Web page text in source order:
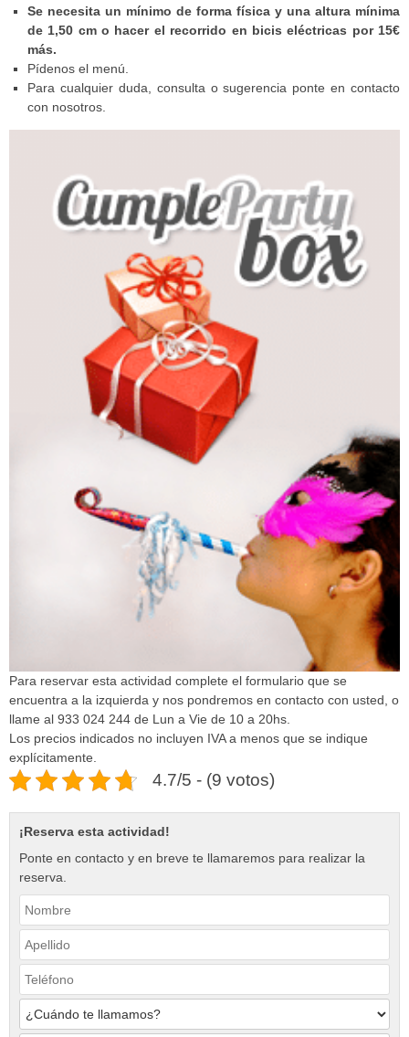
¡Reserva esta actividad!
Ponte en contacto y en breve te llamaremos para realizar la
reserva.
Se necesita un mínimo de forma física y una altura mínima
de 1,50 cm o hacer el recorrido en bicis eléctricas por 15€
más.
Pídenos el menú.
Para cualquier duda, consulta o sugerencia ponte en contacto
con nosotros.
Para reservar esta actividad complete el formulario que se
encuentra a la izquierda y nos pondremos en contacto con usted, o
llame al 933 024 244 de Lun a Vie de 10 a 20hs.
Los precios indicados no incluyen IVA a menos que se indique
explícitamente.
4.7/5 - (9 votos)